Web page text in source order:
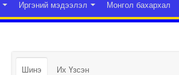
Иргэний мэдээлэл Монгол бахархал
Шинэ Их Үзсэн